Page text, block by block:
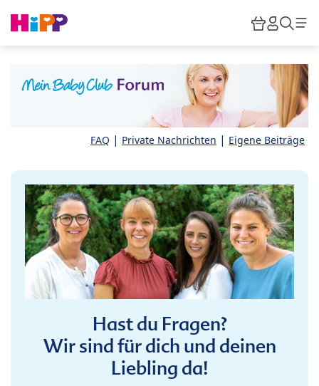
HiPP
FAQ | Private Nachrichten | Eigene Beiträge
Hast du Fragen?
Wir sind für dich und deinen
Liebling da!